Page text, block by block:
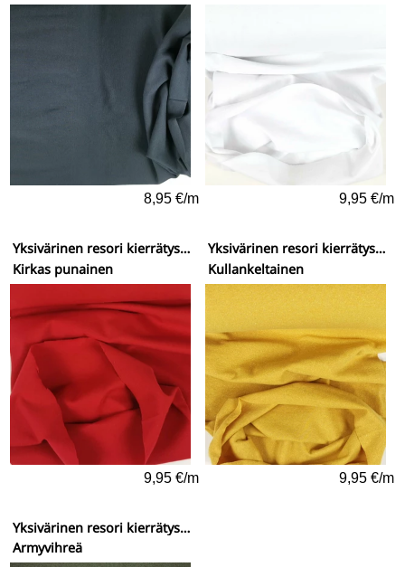
8,95 €/m 9,95 €/m
Yksivärinen resori kierrätysmateriaaleista
Kirkas punainen
9,95 €/m
Yksivärinen resori kierrätysmateriaaleista
Kullankeltainen
9,95 €/m
Yksivärinen resori kierrätysmateriaaleista
Armyvihreä